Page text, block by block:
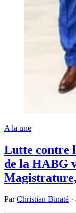
A la une
Lutte contre
de la HABG
ParChristian Binaté ·